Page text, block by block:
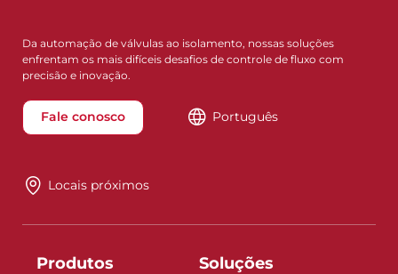
Da automação de válvulas ao isolamento, nossas soluções
enfrentam os mais difíceis desafios de controle de fluxo com
precisão e inovação.
Fale conosco Português
Locais próximos
Produtos Soluções